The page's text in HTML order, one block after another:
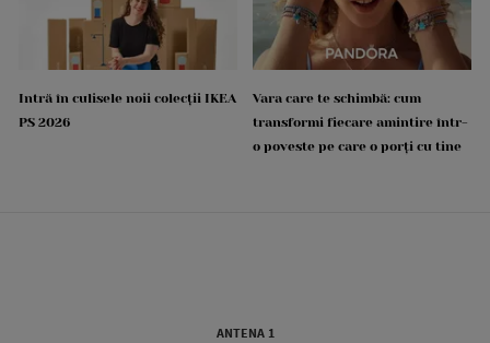
Intră în culisele noii colecții IKEA
PS 2026
Vara care te schimbă: cum
transformi fiecare amintire într-
o poveste pe care o porți cu tine
ANTENA 1